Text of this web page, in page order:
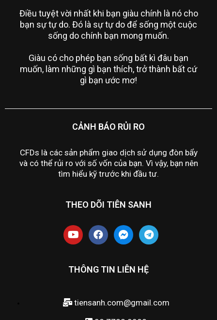
Điều tuyệt vời nhất khi bạn giàu chính là nó cho
bạn sự tự do. Đó là sự tự do để sống một cuộc
sống do chính bạn mong muốn.
Giàu có cho phép bạn sống bất kì đâu bạn
muốn, làm những gì bạn thích, trở thành bất cứ
gì bạn ước mơ!
CẢNH BÁO RỦI RO
CFDs là các sản phẩm giao dịch sử dụng đòn bẩy
và có thể rủi ro với số vốn của bạn. Vì vậy, bạn nên
tìm hiểu kỹ trước khi đầu tư.
THEO DÕI TIÊN SANH
THÔNG TIN LIÊN HỆ
tiensanh.com@gmail.com